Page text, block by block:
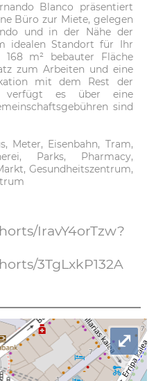
Blanco präsentiert
Büro zur Miete, gelegen
und in der Nähe der
idealen Standort für Ihr
m² bebauter Fläche
zum Arbeiten und eine
mit dem Rest der
verfügt es über eine
sind
Meter, Eisenbahn, Tram,
Parks, Pharmacy,
Gesundheitszentrum,
IravY4orTzw?
3TgLxkP132A
⤢